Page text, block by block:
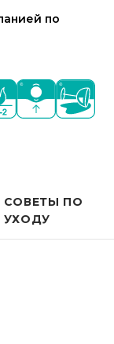
по
СОВЕТЫ ПО
УХОДУ